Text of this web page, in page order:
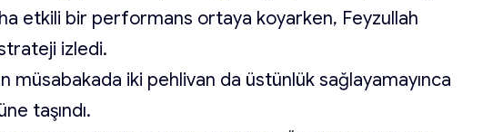
etkili bir performans ortaya koyarken, Feyzullah
izledi.
müsabakada iki pehlivan da üstünlük sağlayamayınca
taşındı.